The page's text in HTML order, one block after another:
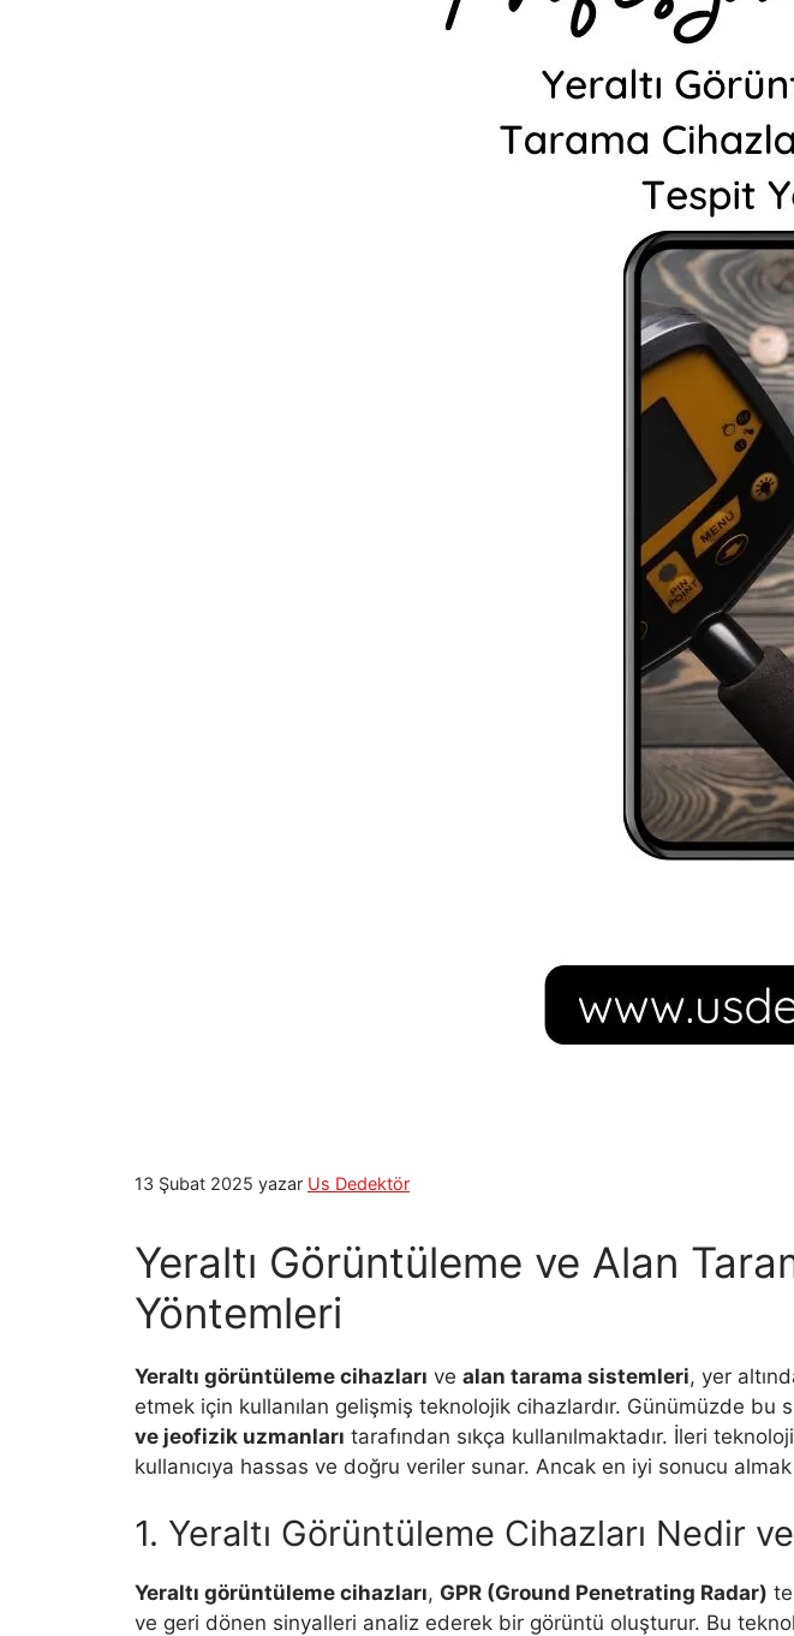
13 Şubat 2025 yazar Us Dedektör
Yeraltı Görüntüleme ve Alan
Yöntemleri
Yeraltı görüntüleme cihazları ve alan tarama sistemleri, yer
etmek için kullanılan gelişmiş teknolojik cihazlardır. Günümüzde bu
ve jeofizik uzmanları tarafından sıkça kullanılmaktadır. İleri
kullanıcıya hassas ve doğru veriler sunar. Ancak en iyi sonucu
1. Yeraltı Görüntüleme Cihazları Nedir ve
Yeraltı görüntüleme cihazları, GPR (Ground Penetrating Radar)
ve geri dönen sinyalleri analiz ederek bir görüntü oluşturur. Bu